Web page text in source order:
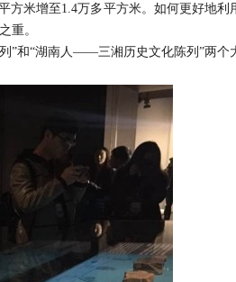
米增至1.4万多平方米。如何更好地利
重。
”和“湖南人——三湘历史文化陈列”两个